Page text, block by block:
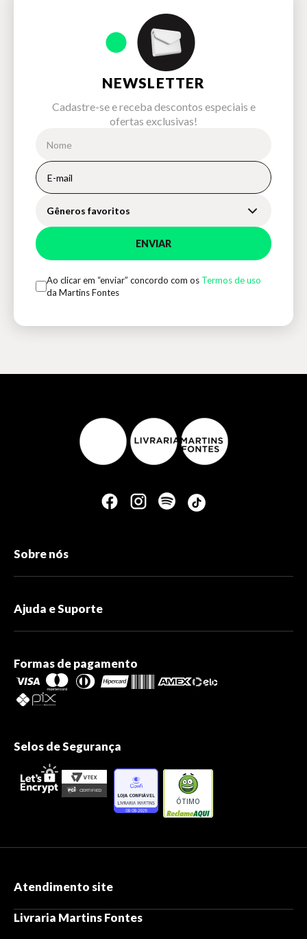
NEWSLETTER
Cadastre-se e receba descontos especiais e
ofertas exclusivas!
Gêneros favoritos
ENVIAR
Ao clicar em “enviar” concordo com os Termos de uso
da Martins Fontes
Sobre nós
Ajuda e Suporte
Formas de pagamento
Selos de Segurança
ÓTIMO
Atendimento site
Livraria Martins Fontes